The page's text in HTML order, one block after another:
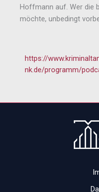
Hoffmann auf. Wer die
möchte, unbedingt
https://
nk.de/programm/